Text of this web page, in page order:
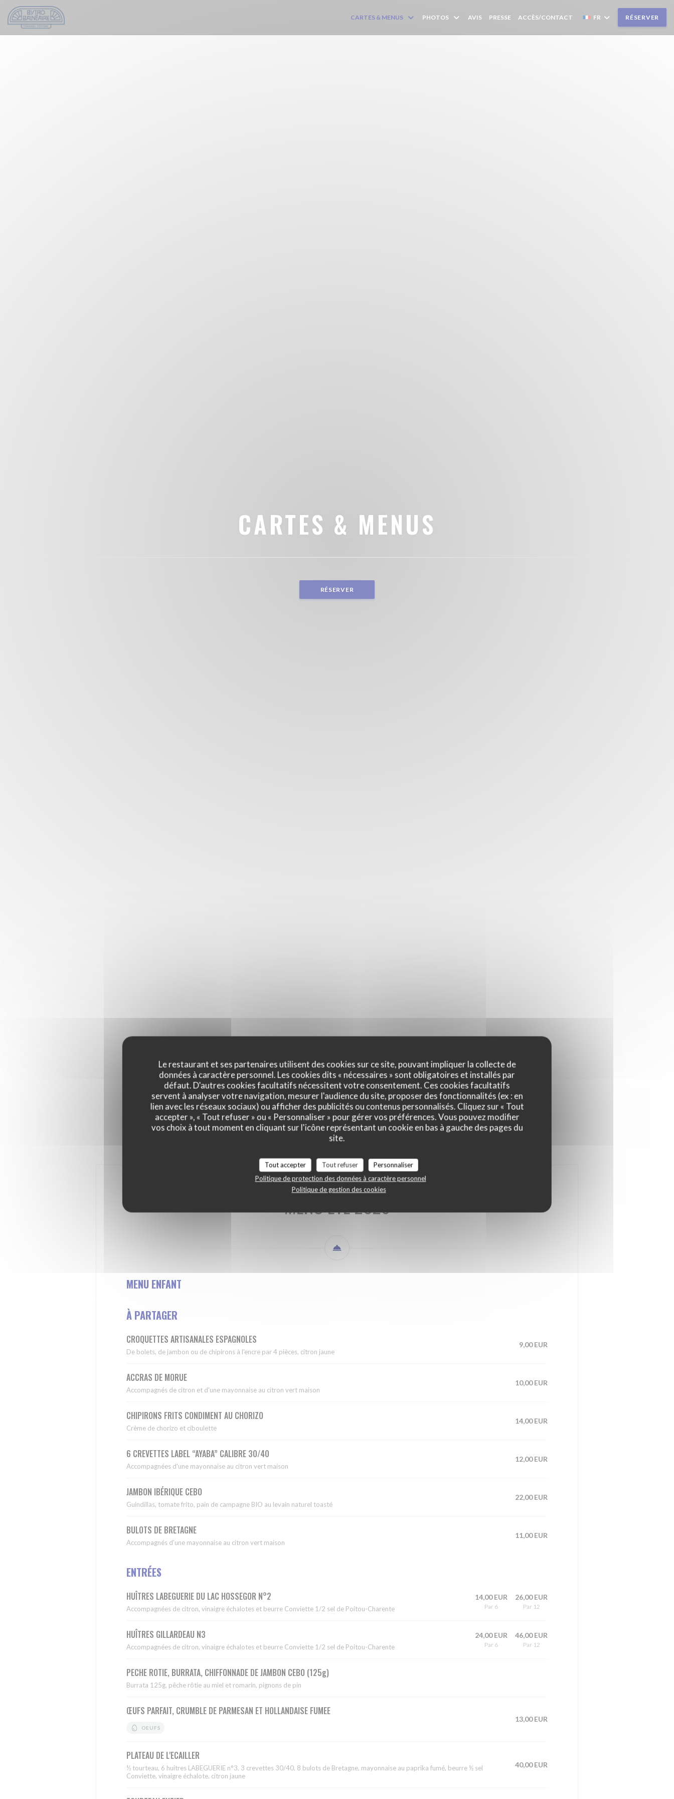
Personnalisation de vos choix en matière de cookies
Le restaurant et ses partenaires utilisent des cookies sur ce site, pouvant impliquer la collecte de
données à caractère personnel. Les cookies dits « nécessaires » sont obligatoires et installés par
défaut. D'autres cookies facultatifs nécessitent votre consentement. Ces cookies facultatifs
servent à analyser votre navigation, mesurer l'audience du site, proposer des fonctionnalités (ex : en
lien avec les réseaux sociaux) ou afficher des publicités ou contenus personnalisés. Cliquez sur « Tout
accepter », « Tout refuser » ou « Personnaliser » pour gérer vos préférences. Vous pouvez modifier
vos choix à tout moment en cliquant sur l'icône représentant un cookie en bas à gauche des pages du
site.
Tout accepter Tout refuser
Personnaliser
Politique de protection des données à caractère personnel
Politique de gestion des cookies
CARTES & MENUS PHOTOS AVIS PRESSE ACCÈS/CONTACT FR RÉSERVER
CARTES & MENUS
RÉSERVER
MENU ETE 2026 BOISSONS
MENU ETE 2026
MENU ENFANT
À PARTAGER
CROQUETTES ARTISANALES ESPAGNOLES
De bolets, de jambon ou de chipirons à l'encre par 4 pièces, citron jaune
9,00 EUR
ACCRAS DE MORUE
Accompagnés de citron et d'une mayonnaise au citron vert maison
10,00 EUR
CHIPIRONS FRITS CONDIMENT AU CHORIZO
Crème de chorizo et ciboulette
14,00 EUR
6 CREVETTES LABEL “AYABA” CALIBRE 30/40
Accompagnées d'une mayonnaise au citron vert maison
12,00 EUR
JAMBON IBÉRIQUE CEBO
Guindillas, tomate frito, pain de campagne BIO au levain naturel toasté
22,00 EUR
BULOTS DE BRETAGNE
Accompagnés d'une mayonnaise au citron vert maison
11,00 EUR
ENTRÉES
HUÎTRES LABEGUERIE DU LAC HOSSEGOR N°2
Accompagnées de citron, vinaigre échalotes et beurre Conviette 1/2 sel de Poitou-Charente
14,00 EUR
Par 6
26,00 EUR
Par 12
HUÎTRES GILLARDEAU N3
Accompagnées de citron, vinaigre échalotes et beurre Conviette 1/2 sel de Poitou-Charente
24,00 EUR
Par 6
46,00 EUR
Par 12
PECHE ROTIE, BURRATA, CHIFFONNADE DE JAMBON CEBO (125g)
Burrata 125g, pêche rôtie au miel et romarin, pignons de pin
ŒUFS PARFAIT, CRUMBLE DE PARMESAN ET HOLLANDAISE FUMEE
OEUFS
13,00 EUR
PLATEAU DE L'ECAILLER
½ tourteau, 6 huitres LABEGUERIE n°3, 3 crevettes 30/40, 8 bulots de Bretagne, mayonnaise au paprika fumé, beurre ½ sel
Conviette, vinaigre échalote, citron jaune
40,00 EUR